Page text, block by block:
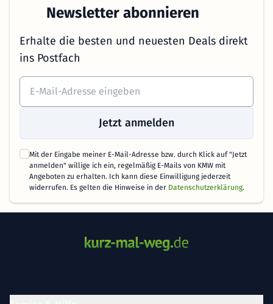
Newsletter abonnieren
Erhalte die besten und neuesten Deals direkt
ins Postfach
Jetzt anmelden
Mit der Eingabe meiner E-Mail-Adresse bzw. durch Klick auf "Jetzt
anmelden" willige ich ein, regelmäßig E-Mails von KMW mit
Angeboten zu erhalten. Ich kann diese Einwilligung jederzeit
widerrufen. Es gelten die Hinweise in der Datenschutzerklärung.